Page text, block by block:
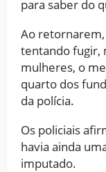
para saber do
Ao
tentando fugir,
mulheres, o
quarto dos
da polícia.
Os policiais
havia ainda
imputado.